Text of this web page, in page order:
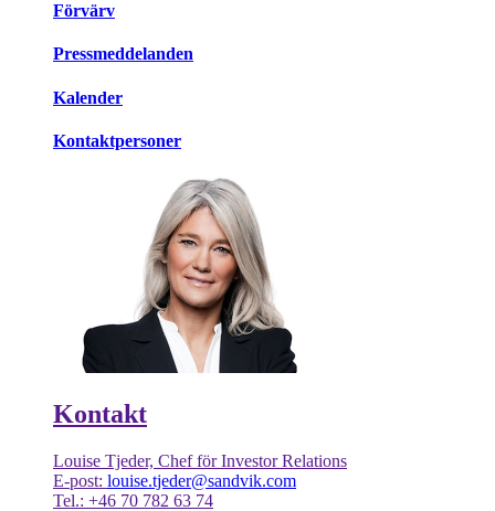
Förvärv
Pressmeddelanden
Kalender
Kontaktpersoner
Kontakt
Louise Tjeder, Chef för Investor Relations
E-post: louise.tjeder@sandvik.com
Tel.: +46 70 782 63 74